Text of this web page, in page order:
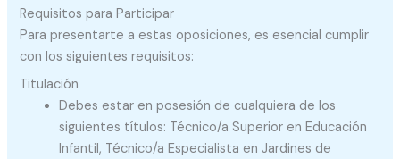
Requisitos para Participar
Para presentarte a estas oposiciones, es esencial cumplir
con los siguientes requisitos:
Titulación
Debes estar en posesión de cualquiera de los
siguientes títulos: Técnico/a Superior en Educación
Infantil, Técnico/a Especialista en Jardines de